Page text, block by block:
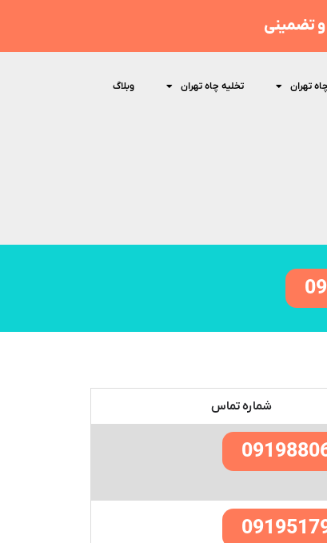
تضمینی
تهران تخلیه چاه تهران وبلاگ
شماره تماس